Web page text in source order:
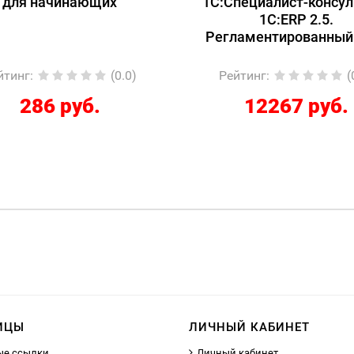
: (0.0)
286 руб.
1С:ERP 2.5.
Регламентированный
Рейтинг:
12267 руб.
ЛИЧНЫЙ КАБИНЕТ